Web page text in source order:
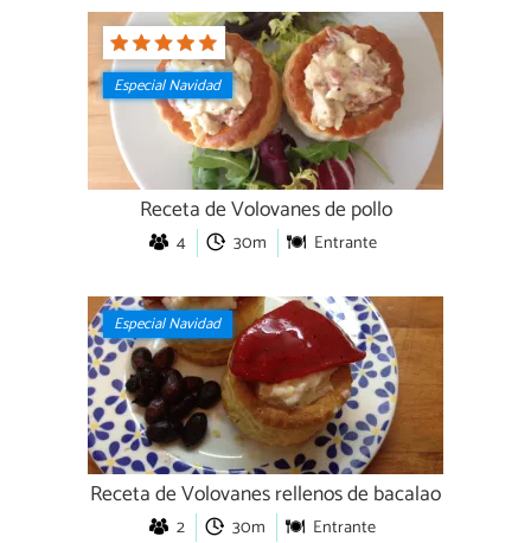
Especial Navidad
Receta de Volovanes de pollo
4 30m Entrante
Especial Navidad
Receta de Volovanes rellenos de bacalao
2 30m Entrante